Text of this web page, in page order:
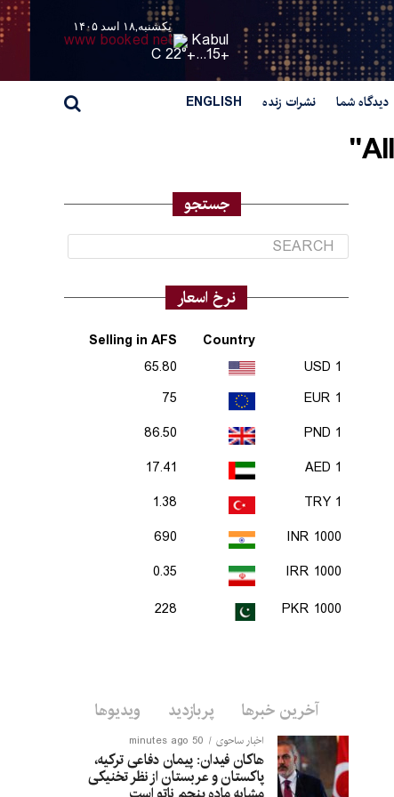
یکشنبه,۱۸ اسد ۱۴۰۵
Kabul
+
15...
+
22° C
دیدگاه شما نشرات زنده ENGLISH
جستجو
نرخ اسعار
Country
Selling in AFS
1 USD
65.80
1 EUR
75
1 PND
86.50
1 AED
17.41
1 TRY
1.38
1000 INR
690
1000 IRR
0.35
1000 PKR
228
آخرین خبرها پربازدید ویدیوها
اخبار ساحوی 50 minutes ago
هاکان فیدان: پیمان دفاعی ترکیه،
پاکستان و عربستان از نظر تخنیکی